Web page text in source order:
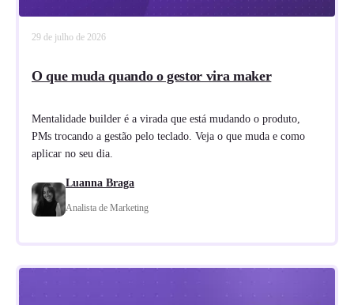
29 de julho de 2026
O que muda quando o gestor vira maker
Mentalidade builder é a virada que está mudando o produto,
PMs trocando a gestão pelo teclado. Veja o que muda e como
aplicar no seu dia.
Luanna Braga
Analista de Marketing